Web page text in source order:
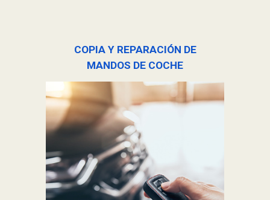
COPIA Y REPARACIÓN DE
MANDOS DE COCHE